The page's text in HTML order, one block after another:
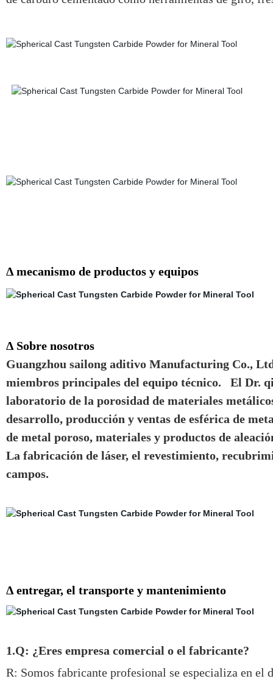
Δ mecanismo de productos y equipos
Δ Sobre nosotros
Guangzhou sailong aditivo Manufacturing Co.,
miembros principales del equipo técnico. El Dr.
laboratorio de la porosidad de materiales
desarrollo, producción y ventas de esférica de
de metal poroso, materiales y productos de
La fabricación de láser, el revestimiento,
campos.
Δ entregar, el transporte y mantenimiento
1.Q: ¿Eres empresa comercial o el fabricante?
R: Somos fabricante profesional se especializa en el